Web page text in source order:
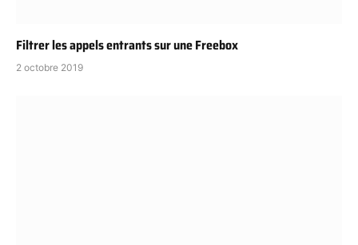
Filtrer les appels entrants sur une Freebox
2 octobre 2019